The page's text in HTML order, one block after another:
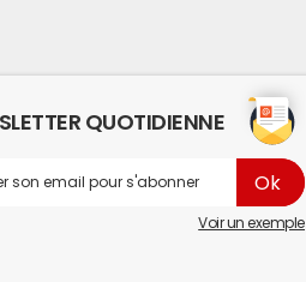
QUOTIDIENNE
Voir un exemple